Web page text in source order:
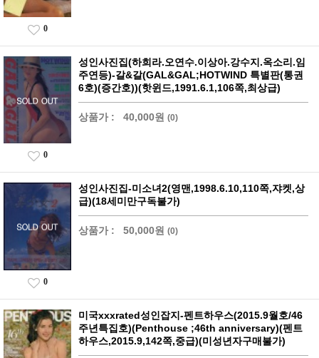
0
성인사진집(하희라.오연수.이상아.강수지.옥소리.임
주연등)-갈&갈(GAL&GAL;HOTWIND 특별판(통권
6호)(증간호))(핫윈드,1991.6.1,106쪽,최상급)
상품가 : 40,000원 (0)
0
성인사진집-미소녀2(영맨,1998.6.10,110쪽,쟈켓,상
급)(18세미만구독불가)
상품가 : 50,000원 (0)
0
미국xxxrated성인잡지-펜트하우스(2015.9월호/46
주년특집호)(Penthouse ;46th anniversary)(펜트
하우스,2015.9,142쪽,중급)(미성년자구매불가)